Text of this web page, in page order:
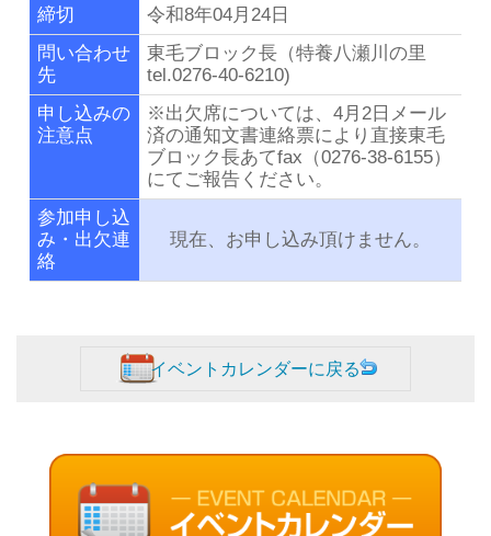
締切
令和8年04月24日
問い合わせ
先
東毛ブロック長（特養八瀬川の里
tel.0276-40-6210)
申し込みの
注意点
※出欠席については、4月2日メール
済の通知文書連絡票により直接東毛
ブロック長あてfax（0276-38-6155）
にてご報告ください。
参加申し込
み・出欠連
絡
現在、お申し込み頂けません。
イベントカレンダーに戻る